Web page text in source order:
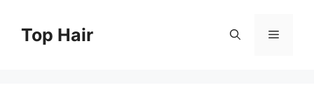
contentTop Hair Menu